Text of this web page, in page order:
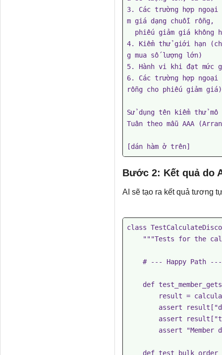
3. Các trường hợp
m giá dạng chuỗi rỗng,
4. Kiểm thử giới hạn
g mua số lượng lớn)
5. Hành vi khi đạt mức
6. Các trường hợp
rỗng cho phiếu giảm giá)
Sử dụng tên kiểm thử
Tuân theo mẫu AAA
[dán hàm ở trên]
Bước 2: Kết quả do
AI sẽ tạo ra kết quả tương
class